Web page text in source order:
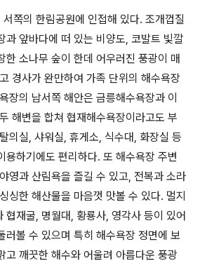
쪽의 한림공원에 인접해 있다. 조개껍질
과 앞바다에 떠 있는 비양도, 코발트 빛깔
한 소나무 숲이 한데 어우러진 풍광이 매
경사가 완만하여 가족 단위의 해수욕장
장의 남서쪽 해안은 금릉해수욕장과 이
해변을 합쳐 협재해수욕장이라고도 부
의실, 샤워실, 휴게소, 식수대, 화장실 등
용하기에도 편리하다. 또 해수욕장 주변
영과 산림욕을 즐길 수 있고, 전복과 소라
싱한 해산물을 마음껏 맛볼 수 있다. 멀지
협재굴, 명월대, 황룡사, 영각사 등이 있어
러볼 수 있으며 특히 해수욕장 정면에 보
고 깨끗한 해수와 어울려 아름다운 풍광